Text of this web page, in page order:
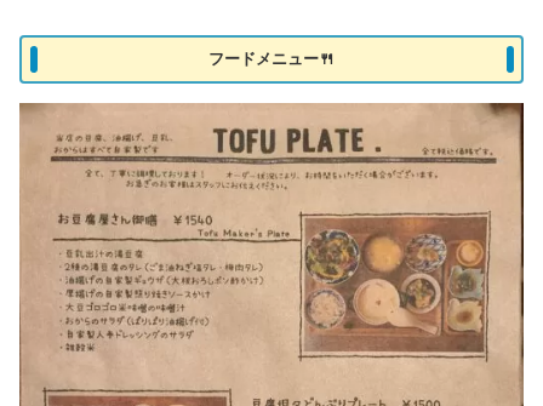
フードメニュー🍴